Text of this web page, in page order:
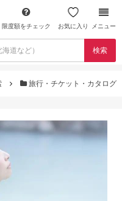
限度額をチェック お気に入り メニュー
検索
旅行・チケット・カタログ